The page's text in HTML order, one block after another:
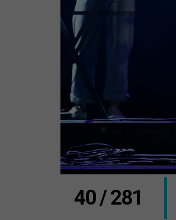
40 / 281